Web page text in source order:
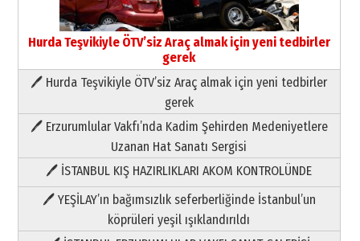
Hurda Teşvikiyle ÖTV’siz Araç almak için yeni tedbirler
gerek
🖊 Hurda Teşvikiyle ÖTV’siz Araç almak için yeni tedbirler
gerek
🖊 Erzurumlular Vakfı’nda Kadim Şehirden Medeniyetlere
Uzanan Hat Sanatı Sergisi
🖊 İSTANBUL KIŞ HAZIRLIKLARI AKOM KONTROLÜNDE
🖊 YEŞİLAY’ın bağımsızlık seferberliğinde İstanbul’un
köprüleri yeşil ışıklandırıldı
Yusuf POLAT
Şampiyonluk Sebahattin Şirin’e
yazar
11 Mayıs 2026 Pazartesi
Neşat YALÇIN
Paranın Aile Kültüründeki Yeri
03 Ağustos 2026 Pazartesi
Yıldırım Gündoğdu
HAVVA’NIN ÜÇ KIZI
09 Temmuz 2026 Perşembe